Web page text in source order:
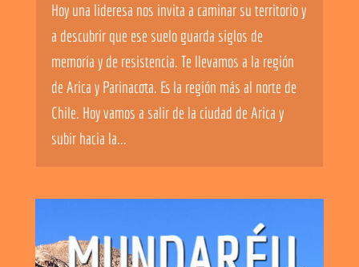
Hoy una lideresa nos invita a caminar su territorio y
a descubrir que ese suelo guarda siglos de
memoria y de resistencia. Te llevamos a la región
de Arica y Parinacota. Es la región más al norte de
Chile. Hoy vamos a salir de la ciudad de Arica y
subir hacia la...